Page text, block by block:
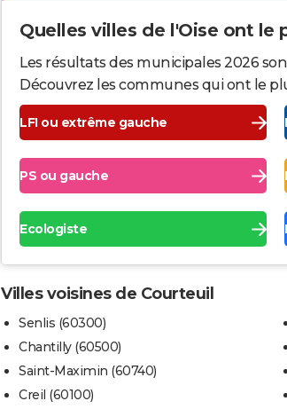
Quelles villes de l'Oise ont le
Les résultats des municipales 2026
Découvrez les communes qui ont le
LFI ou extrême gauche
PS ou gauche
Ecologiste
Villes voisines de Courteuil
Senlis (60300)
Chantilly (60500)
Saint-Maximin (60740)
Creil (60100)